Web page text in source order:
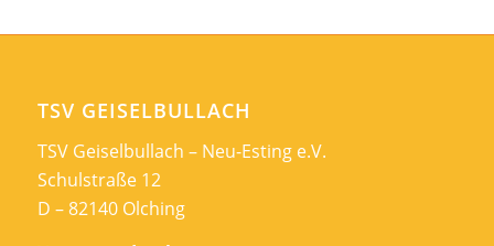
TSV GEISELBULLACH
TSV Geiselbullach – Neu-Esting e.V.
Schulstraße 12
D – 82140 Olching